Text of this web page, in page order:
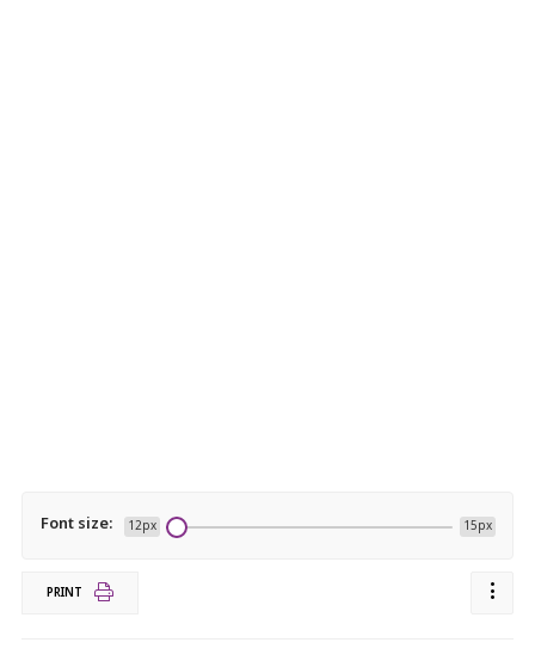
Font size: 12px 15px
PRINT